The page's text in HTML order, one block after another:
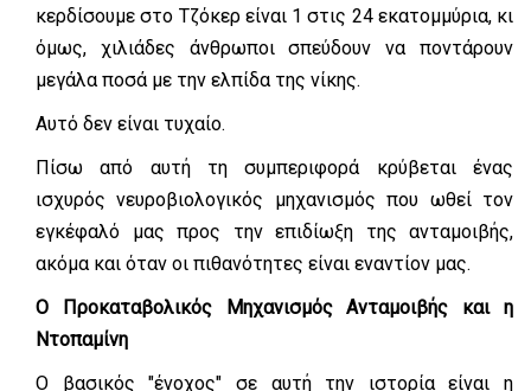
κερδίσουμε στο Τζόκερ είναι 1 στις 24 εκατομμύρια, κι
όμως, χιλιάδες άνθρωποι σπεύδουν να ποντάρουν
μεγάλα ποσά με την ελπίδα της νίκης.
Αυτό δεν είναι τυχαίο.
Πίσω από αυτή τη συμπεριφορά κρύβεται ένας
ισχυρός νευροβιολογικός μηχανισμός που ωθεί τον
εγκέφαλό μας προς την επιδίωξη της ανταμοιβής,
ακόμα και όταν οι πιθανότητες είναι εναντίον μας.
Ο Προκαταβολικός Μηχανισμός Ανταμοιβής και η
Ντοπαμίνη
Ο βασικός "ένοχος" σε αυτή την ιστορία είναι η